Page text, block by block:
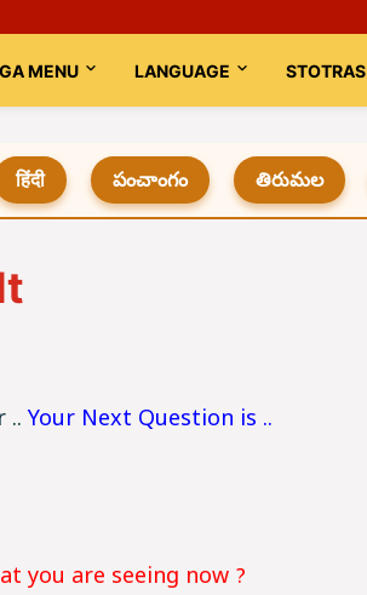
MENU LANGUAGE STOTRAS
हिंदी పంచాంగం తిరుమల
.. Your Next Question is ..
you are seeing now ?